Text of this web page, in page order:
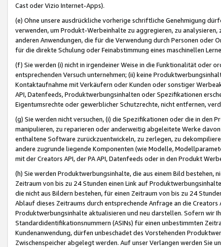
Cast oder Vizio Internet-Apps).
(e) Ohne unsere ausdrückliche vorherige schriftliche Genehmigung
verwenden, um Produkt-Werbeinhalte zu aggregieren, zu
anderen Anwendungen, die für die Verwendung durch Personen
für die direkte Schulung oder Feinabstimmung eines maschinellen
(f) Sie werden (i) nicht in irgendeiner Weise in die Funktionalität oder
entsprechenden Versuch unternehmen; (ii) keine
Kontaktaufnahme mit Verkäufern oder Kunden oder sonstiger
API, Datenfeeds, Produktwerbungsinhalten oder Spezifikationen
Eigentumsrechte oder gewerblicher Schutzrechte, nicht entfernen,
(g) Sie werden nicht versuchen, (i) die Spezifikationen oder die in
manipulieren, zu reparieren oder anderweitig abgeleitete Werke
enthaltene Software zurückzuentwickeln, zu zerlegen, zu
andere zugrunde liegende Komponenten (wie Modelle,
mit der Creators API, der PA API, Datenfeeds oder in den Produkt
(h) Sie werden Produktwerbungsinhalte, die aus einem Bild bestehen,
Zeitraum von bis zu 24 Stunden einen Link auf
die nicht aus Bildern bestehen, für einen Zeitraum von bis zu 24
Ablauf dieses Zeitraums durch entsprechende Anfrage an die
Produktwerbungsinhalte aktualisieren und neu darstellen. Sofern wir
Standardidentifikationsnummern (ASINs) für einen unbestimmten
Kundenanwendung, dürfen unbeschadet des Vorstehenden
Zwischenspeicher abgelegt werden. Auf unser Verlangen werden Sie